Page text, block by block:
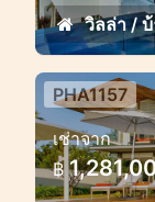
วิลล่า /
5
Nga
PHA1157
เช่าจาก
฿